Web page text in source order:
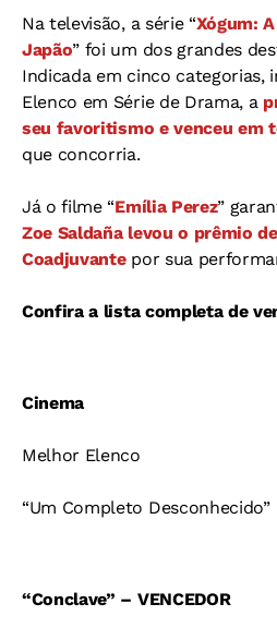
Na televisão, a série “Xógum:
Japão” foi um dos grandes
Indicada em cinco categorias,
Elenco em Série de Drama, a
seu favoritismo e venceu em
que concorria.
Já o filme “Emília Perez”
Zoe Saldaña levou o prêmio
Coadjuvantepor sua
Confira a lista completa de
Cinema
Melhor Elenco
“Um Completo Desconhecido”
“Conclave” – VENCEDOR